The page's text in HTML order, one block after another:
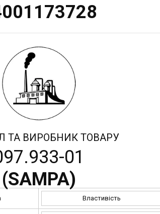
ТА ВИРОБНИК ТОВАРУ
01
(SAMPA)
Властивість